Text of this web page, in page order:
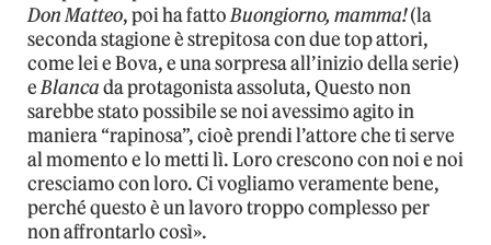
Don Matteo, poi ha fattoBuongiorno, mamma!(la
seconda stagione è strepitosa con due top attori,
come lei e Bova, e una sorpresa all’inizio della serie)
eBlancada protagonista assoluta, Questo non
sarebbe stato possibile se noi avessimo agito in
maniera “rapinosa”, cioè prendi l’attore che ti serve
al momento e lo metti lì. Loro crescono con noi e noi
cresciamo con loro. Ci vogliamo veramente bene,
perché questo è un lavoro troppo complesso per
non affrontarlo così».